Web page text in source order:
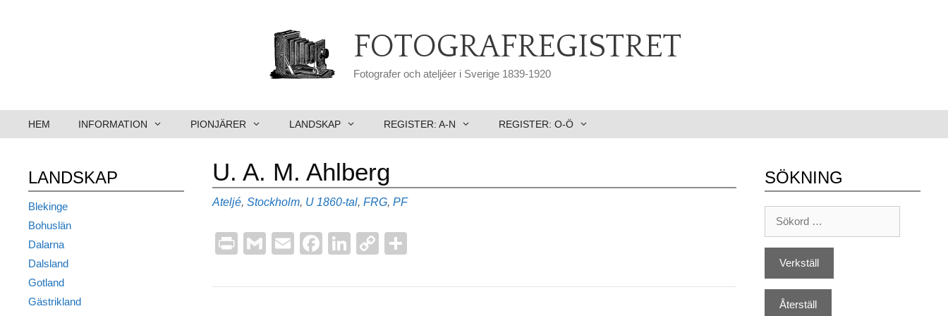
FOTOGRAFREGISTRET
Fotografer och ateljéer i Sverige 1839-1920
HEM INFORMATION PIONJÄRER LANDSKAP REGISTER: A-N REGISTER: O-Ö
U. A. M. Ahlberg
Kategorier
Ateljé, Stockholm, U Etiketter
1860-tal, FRG, PF
Pr
t
G
ail
E
ail
F
c
Li
k
C
p
a
LANDSKAP
Blekinge
Bohuslän
Dalarna
Dalsland
Gotland
Gästrikland
SÖKNING